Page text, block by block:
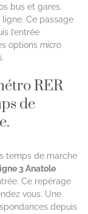
bus et gares.
Ce passage
l’entrée
options micro
RER
de
temps de marche
3 Anatole
Ce repérage
vous. Une
depuis